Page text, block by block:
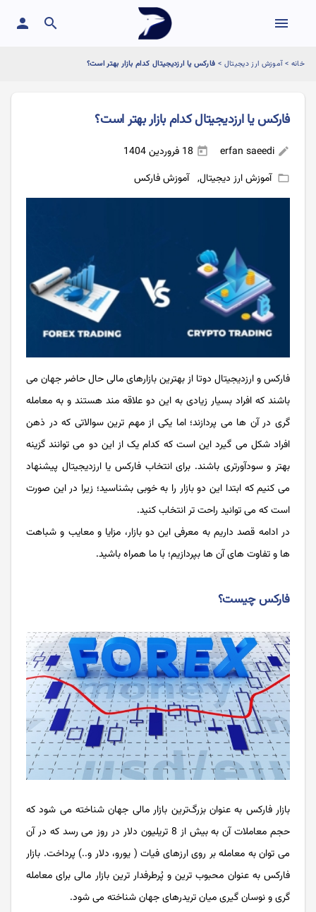
menu
search
person
خانه >آموزش ارز دیجیتال > فارکس یا ارزدیجیتال کدام بازار بهتر است؟
فارکس یا ارزدیجیتال کدام بازار بهتر است؟
edit
today
folder_open آموزش ارز دیجیتال, آموزش فارکس
فارکس و ارزدیجیتال دوتا از بهترین بازارهای مالی حال حاضر جهان می
باشند که افراد بسیار زیادی به این دو علاقه مند هستند و به معامله
گری در آن ها می پردازند؛ اما یکی از مهم ترین سوالاتی که در ذهن
افراد شکل می گیرد این است که کدام یک از این دو می توانند گزینه
بهتر و سودآورتری باشند. برای انتخاب فارکس یا ارزدیجیتال پیشنهاد
می کنیم که ابتدا این دو بازار را به خوبی بشناسید؛ زیرا در این صورت
است که می توانید راحت تر انتخاب کنید.
در ادامه قصد داریم به معرفی این دو بازار، مزایا و معایب و شباهت
ها و تفاوت های آن ها بپردازیم؛ با ما همراه باشید.
فارکس چیست؟
بازار فارکس به عنوان بزرگ‌ترین بازار مالی جهان شناخته می شود که
حجم معاملات آن به بیش از 8 تریلیون دلار در روز می رسد که در آن
می توان به معامله بر روی ارزهای فیات ( یورو، دلار و..) پرداخت. بازار
فارکس به عنوان محبوب ترین و پُرطرفدار ترین بازار مالی برای معامله
گری و نوسان گیری میان تریدرهای جهان شناخته می شود.